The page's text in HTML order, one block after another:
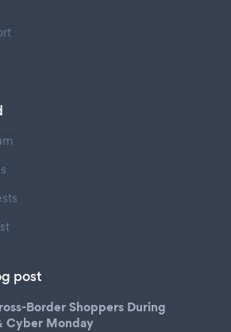
post
Border Shoppers During
Cyber Monday